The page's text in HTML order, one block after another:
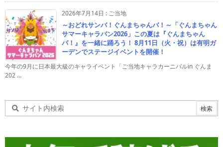
2026年7月14日 : ご当地
～おどれサンバ！ぐんまちゃんバ！～「ぐんまちゃん
サマーキャラバン2026」この夏は『ぐんまちゃん
バ！』を一緒に踊ろう！ 8月11日（火・祝）は有明ガ
ーデンでステージイベントを開催！
今年の9月に日本最大級のキャライベント「ご当地キャラカーニバルin ぐんま
202 ...